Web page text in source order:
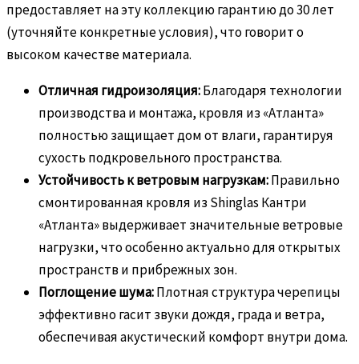
предоставляет на эту коллекцию гарантию до 30 лет
(уточняйте конкретные условия), что говорит о
высоком качестве материала.
Отличная гидроизоляция:Благодаря технологии
производства и монтажа, кровля из «Атланта»
полностью защищает дом от влаги, гарантируя
сухость подкровельного пространства.
Устойчивость к ветровым нагрузкам:Правильно
смонтированная кровля из Shinglas Кантри
«Атланта» выдерживает значительные ветровые
нагрузки, что особенно актуально для открытых
пространств и прибрежных зон.
Поглощение шума:Плотная структура черепицы
эффективно гасит звуки дождя, града и ветра,
обеспечивая акустический комфорт внутри дома.